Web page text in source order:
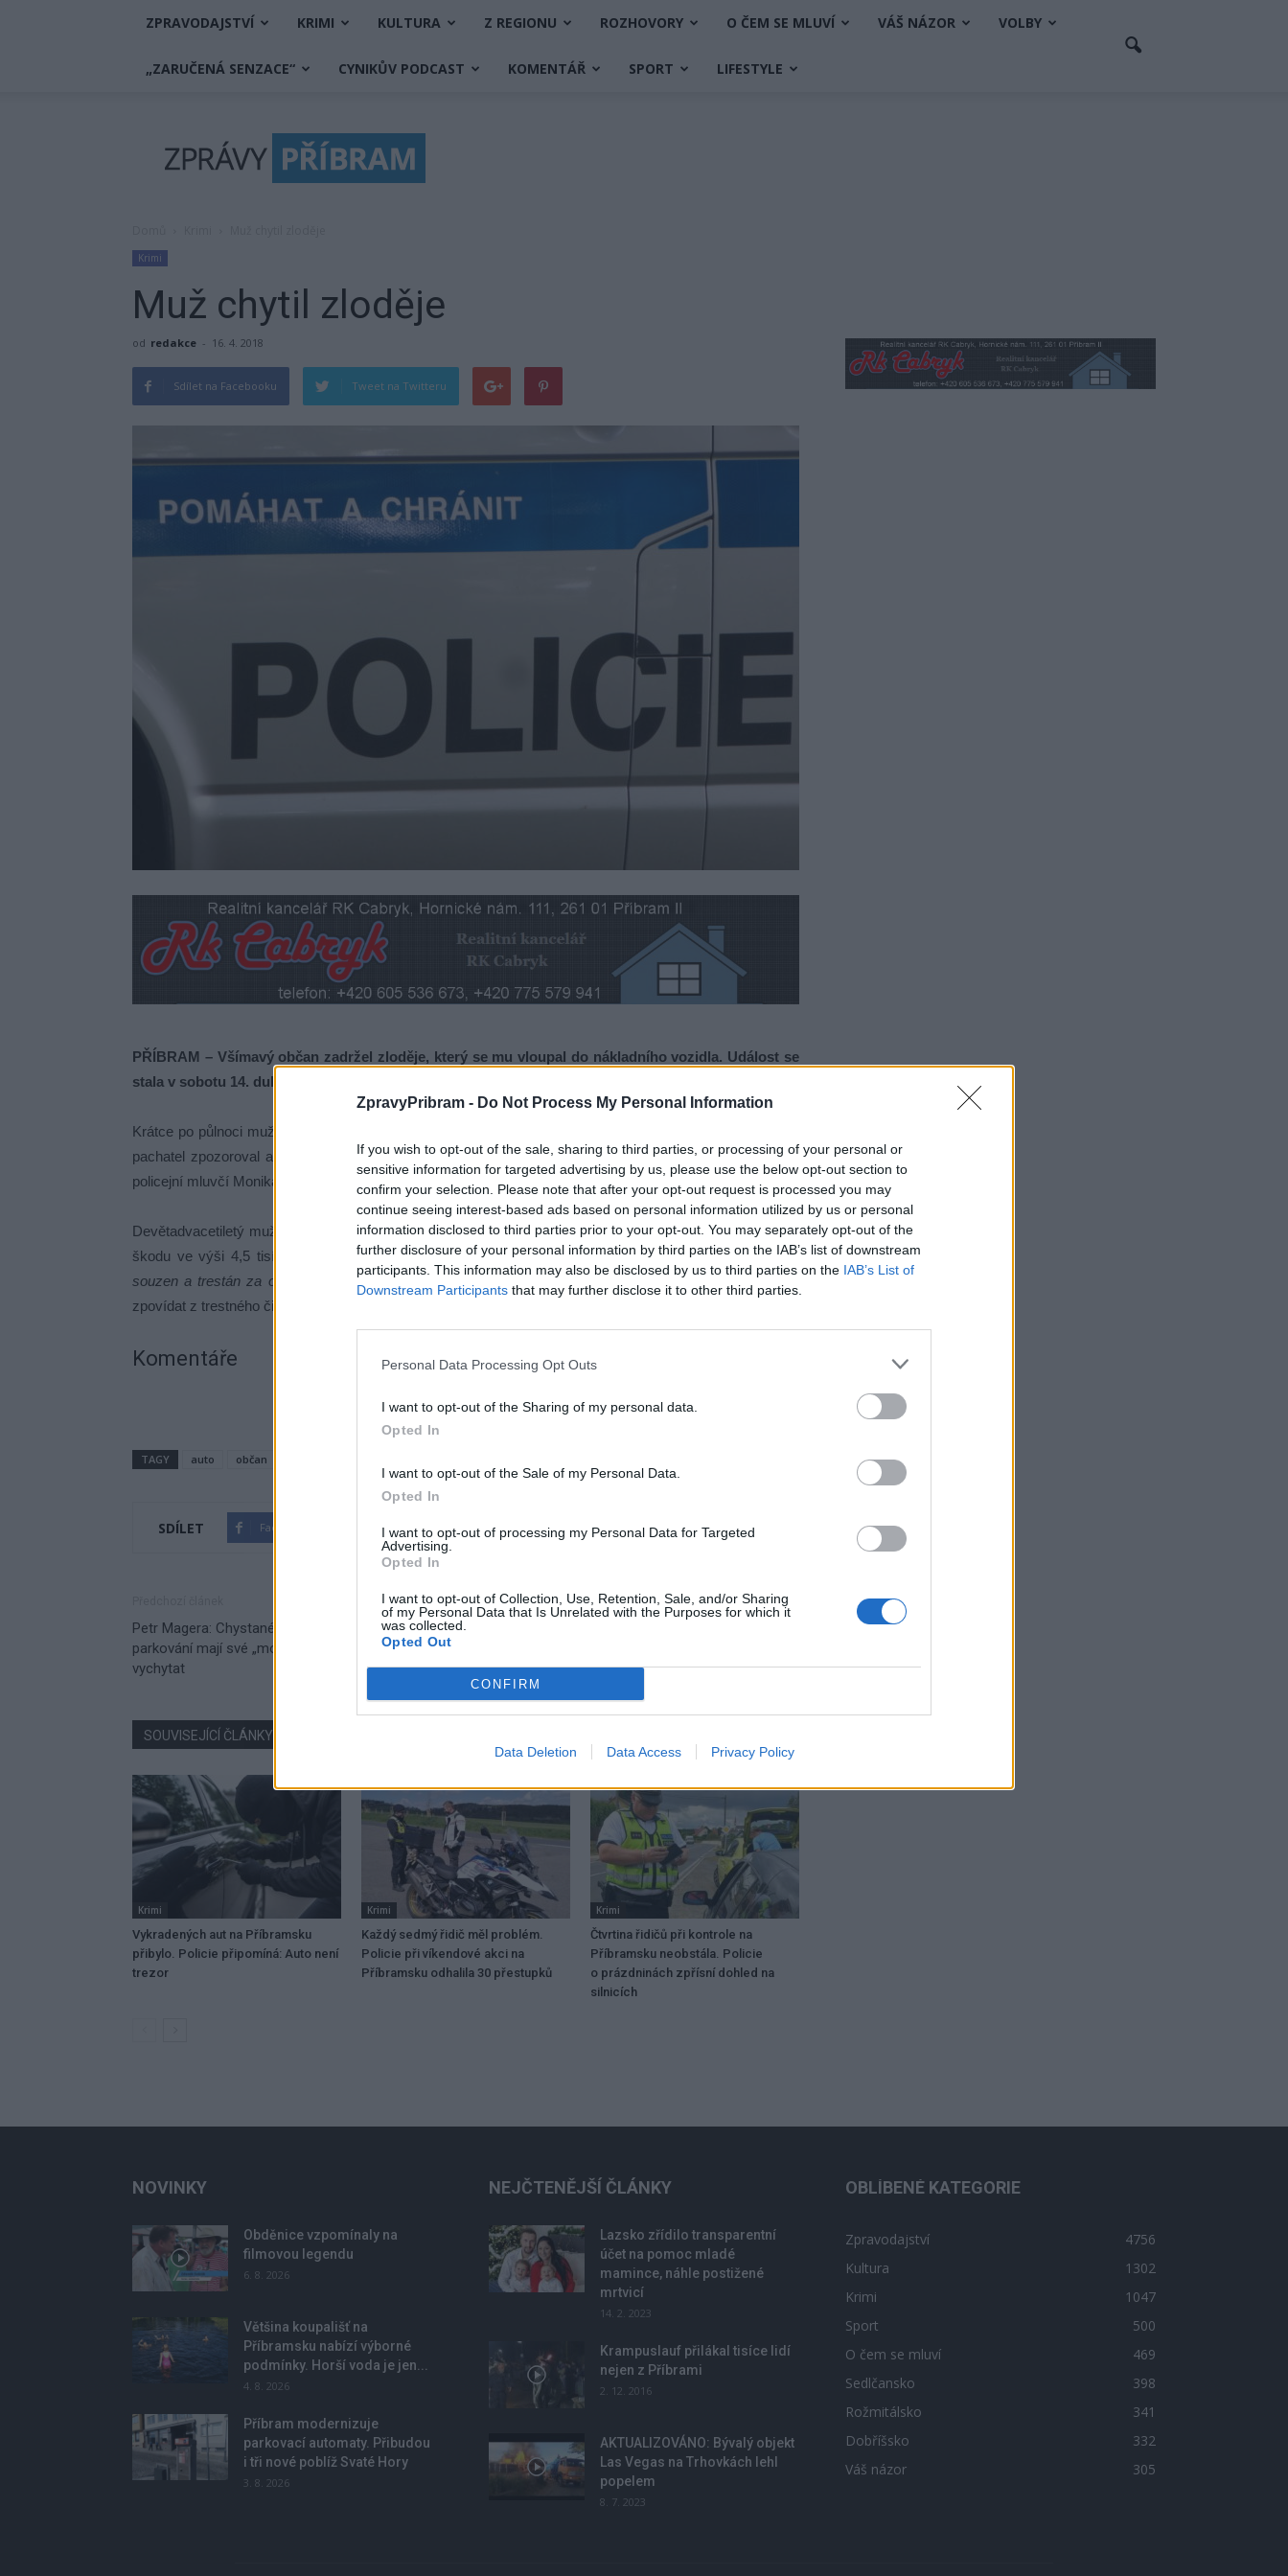
ZpravyPribram - Do Not Process My Personal Information
If you wish to opt-out of the sale, sharing to third parties, or processing of your personal or
sensitive information for targeted advertising by us, please use the below opt-out section to
confirm your selection. Please note that after your opt-out request is processed you may
continue seeing interest-based ads based on personal information utilized by us or personal
information disclosed to third parties prior to your opt-out. You may separately opt-out of the
further disclosure of your personal information by third parties on the IAB’s list of downstream
participants. This information may also be disclosed by us to third parties on the IAB’s List of
Downstream Participants that may further disclose it to other third parties.
Personal Data Processing Opt Outs
I want to opt-out of the Sharing of my personal data.
Opted In
I want to opt-out of the Sale of my Personal Data.
Opted In
I want to opt-out of processing my Personal Data for Targeted
Advertising.
Opted In
I want to opt-out of Collection, Use, Retention, Sale, and/or Sharing
of my Personal Data that Is Unrelated with the Purposes for which it
was collected.
Opted Out
CONFIRM
Data Deletion Data Access Privacy Policy
ZPRAVODAJSTVÍ KRIMI KULTURA Z REGIONU ROZHOVORY O ČEM SE MLUVÍ VÁŠ NÁZOR VOLBY
„ZARUČENÁ SENZACE“ CYNIKŮV PODCAST KOMENTÁŘ SPORT LIFESTYLE
Příbram
Krimi
Muž chytil zloděje
od redakce - 16. 4. 2018
Sdílet na Facebooku Tweet na Twitteru
PŘÍBRAM – Všímavý občan zadržel zloděje, který se mu vloupal do nákladního vozidla. Událost se
stala v sobotu 14. dubna v Příbrami.
Krátce po půlnoci muž vyhlédl z okna svého obydlí a uviděl světlo ve svém autě. Poté, co vyšel ven, ho
pachatel zpozoroval a začal utíkat.„Oznamovatel ho však doběhl a zadržel do příjezdu policie,“uvedla
policejní mluvčí Monika Schindlová.
Devětadvacetiletý muž se k činu doznal, ve voze zcizil dvě krabičky od cigaret a navíc na něm způsobil
škodu ve výši 4,5 tisíce korun.
„Ve svém oboru rozhodně není žádným nováčkem, již v minulosti byl
souzen a trestán za obdobnou trestnou činnost,“
konstatovala mluvčí příbramské policie. Nyní se bude
zpovídat z trestného činu krádeže, za který mu hrozí šest měsíců až tři roky pobytu za mřížemi.
Komentáře
TAGY auto občan
SDÍLET Facebook Twitter
Petr Magera: Chystané změny v systému
parkování mají své „mouchy“, které je potřeba
vychytat
Následující článek
SOUVISEJÍCÍ ČLÁNKY
Krimi
Vykradených aut na Příbramsku
přibylo. Policie připomíná: Auto není
trezor
Krimi
Každý sedmý řidič měl problém.
Policie při víkendové akci na
Příbramsku odhalila 30 přestupků
Krimi
Čtvrtina řidičů při kontrole na
Příbramsku neobstála. Policie
o prázdninách zpřísní dohled na
silnicích
NOVINKY
Obděnice vzpomínaly na
filmovou legendu
6. 8. 2026
Většina koupališť na
Příbramsku nabízí výborné
podmínky. Horší voda je jen...
4. 8. 2026
Příbram modernizuje
parkovací automaty. Přibudou
i tři nové poblíž Svaté Hory
3. 8. 2026
NEJČTENĚJŠÍ ČLÁNKY
Lazsko zřídilo transparentní
účet na pomoc mladé
mamince, náhle postižené
mrtvicí
14. 2. 2023
Krampuslauf přilákal tisíce lidí
nejen z Příbrami
2. 12. 2016
AKTUALIZOVÁNO: Bývalý objekt
Las Vegas na Trhovkách lehl
popelem
8. 7. 2023
OBLÍBENÉ KATEGORIE
Zpravodajství
4756
Kultura
1302
Krimi
1047
Sport
500
O čem se mluví
469
Sedlčansko
398
Rožmitálsko
341
Dobříšsko
332
Váš názor
305